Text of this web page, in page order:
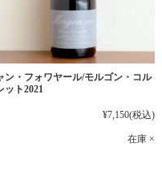
ン・フォワヤール/モルゴン・コル
ット2021
¥7,150(税込)
在庫 ×